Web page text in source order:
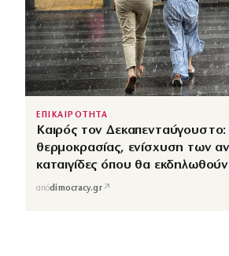
ΕΠΙΚΑΙΡΟΤΗΤΑ
Καιρός τον
θερμοκρασίας, ενίσχυση των
καταιγίδες όπου θα εκδηλωθούν
απόdimocracy.gr↗